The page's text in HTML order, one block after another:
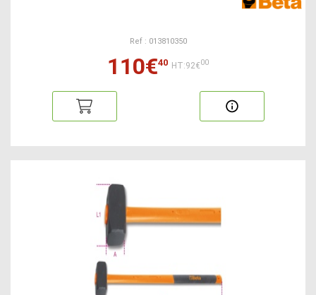
Ref : 013810350
110€40 HT:92€00